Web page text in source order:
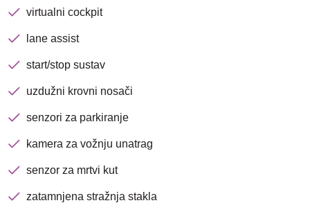
virtualni cockpit
lane assist
start/stop sustav
uzdužni krovni nosači
senzori za parkiranje
kamera za vožnju unatrag
senzor za mrtvi kut
zatamnjena stražnja stakla